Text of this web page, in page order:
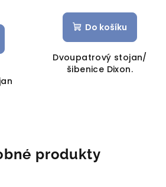
Do košíku
Dvoupatrový stojan/
šibenice Dixon.
produkty